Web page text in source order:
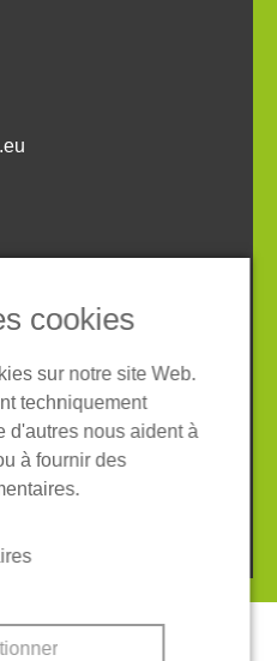
des données
Cookies
cookies
sur notre site Web.
techniquement
d'autres nous aident à
à fournir des